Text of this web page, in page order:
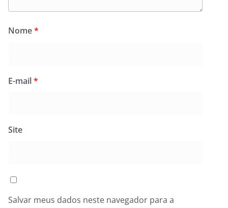
Nome*
E-mail*
Site
Salvar meus dados neste navegador para a